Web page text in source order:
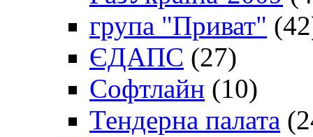
група "Приват"
ЄДАПС (27)
Софтлайн (10)
Тендерна палата